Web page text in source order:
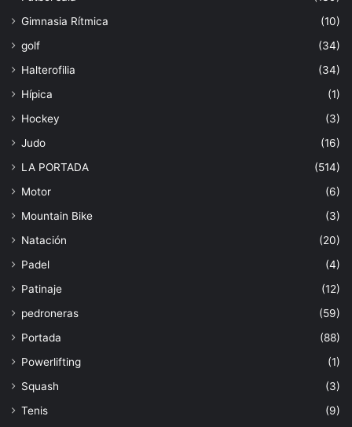
Gimnasia Rítmica
(10)
golf
(34)
Halterofilia
(34)
Hípica
(1)
Hockey
(3)
Judo
(16)
LA PORTADA
(514)
Motor
(6)
Mountain Bike
(3)
Natación
(20)
Padel
(4)
Patinaje
(12)
pedroneras
(59)
Portada
(88)
Powerlifting
(1)
Squash
(3)
Tenis
(9)